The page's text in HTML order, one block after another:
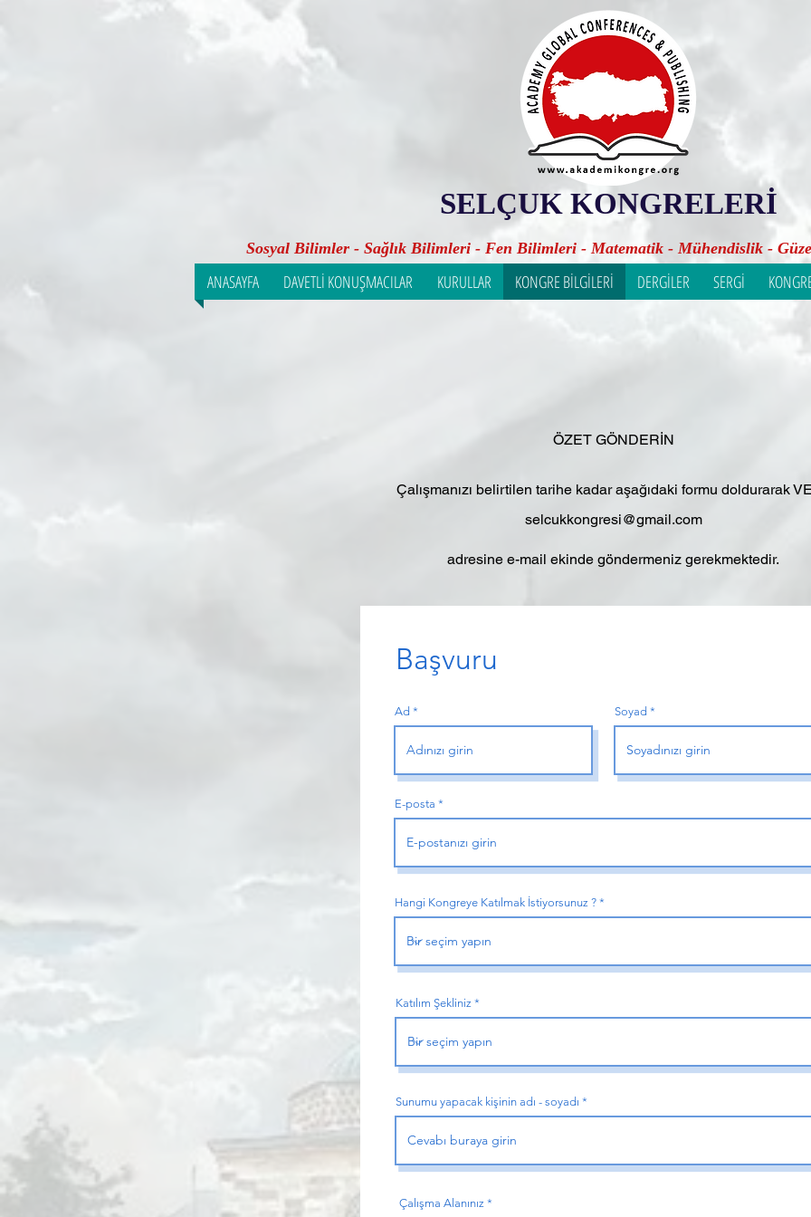
SELÇUK KONGRELERİ
Sosyal Bilimler - Sağlık Bilimleri - Fen Bilimleri - Matematik - Mühendislik -
ANASAYFA DAVETLİ KONUŞMACILAR KURULLAR KONGRE BİLGİLERİ DERGİLER SERGİ
ÖZET GÖNDERİN
Çalışmanızı belirtilen tarihe kadar aşağıdaki formu doldurarak
selcukkongresi@gmail.com
adresine e-mail ekinde göndermeniz gerekmektedir.
Başvuru
Ad Soyad
E-posta
Hangi Kongreye Katılmak İstiyorsunuz ?
Katılım Şekliniz
Sunumu yapacak kişinin adı - soyadı
Çalışma Alanınız